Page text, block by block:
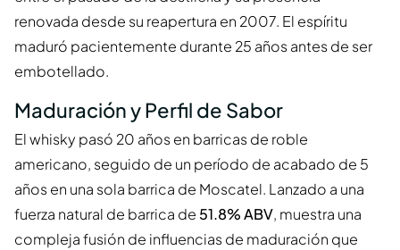
renovada desde su reapertura en 2007. El espíritu
maduró pacientemente durante 25 años antes de ser
embotellado.
Maduración y Perfil de Sabor
El whisky pasó 20 años en barricas de roble
americano, seguido de un período de acabado de 5
años en una sola barrica de Moscatel. Lanzado a una
fuerza natural de barrica de 51.8% ABV, muestra una
compleja fusión de influencias de maduración que